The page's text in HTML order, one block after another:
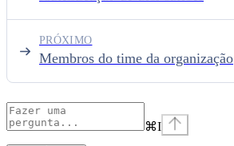
Membros do time da organização
PRÓXIMO
⌘I